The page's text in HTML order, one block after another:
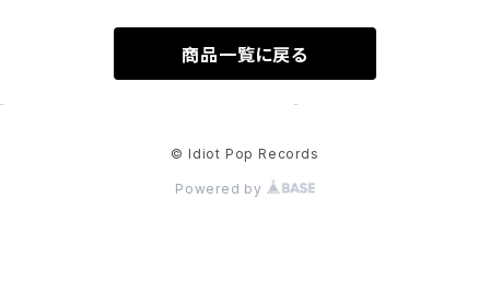
商品一覧に戻る
© Idiot Pop Records
Powered by